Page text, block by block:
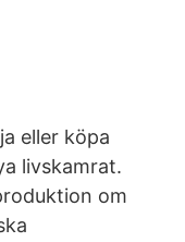
eller köpa
livskamrat.
om